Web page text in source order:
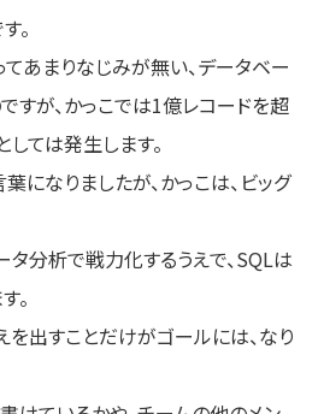
。
てあまりなじみが無い、データベー
すが、かっこでは1億レコードを超
ては発生します。
になりましたが、かっこは、ビッグ
タ分析で戦力化するうえで、SQLは
。
を出すことだけがゴールには、なり